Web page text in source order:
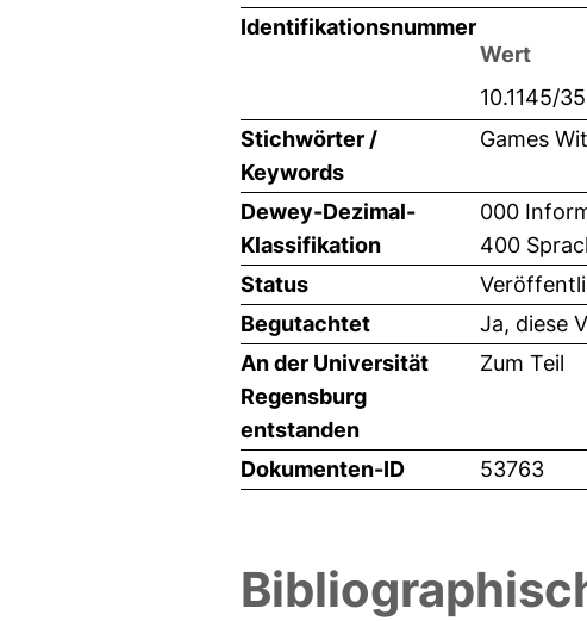
Identifikationsnummer
Wert
10.1145/
Stichwörter /
Keywords
Games
Dewey-Dezimal-
Klassifikation
000
400
Status
Begutachtet
Ja, diese
An der Universität
Regensburg
entstanden
Zum Teil
Dokumenten-ID 53763